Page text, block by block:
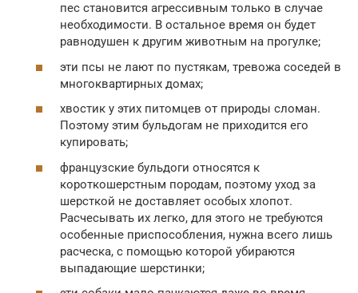
пес становится агрессивным только в случае
необходимости. В остальное время он будет
равнодушен к другим животным на прогулке;
эти псы не лают по пустякам, тревожа соседей в
многоквартирных домах;
хвостик у этих питомцев от природы сломан.
Поэтому этим бульдогам не приходится его
купировать;
французские бульдоги относятся к
короткошерстным породам, поэтому уход за
шерсткой не доставляет особых хлопот.
Расчесывать их легко, для этого не требуются
особенные приспособления, нужна всего лишь
расческа, с помощью которой убираются
выпадающие шерстинки;